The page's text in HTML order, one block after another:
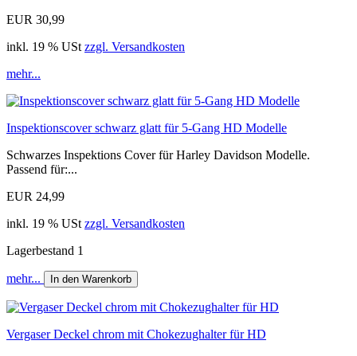
EUR 30,99
inkl. 19 % USt zzgl. Versandkosten
mehr...
Inspektionscover schwarz glatt für 5-Gang HD Modelle
Schwarzes Inspektions Cover für Harley Davidson Modelle.
Passend für:...
EUR 24,99
inkl. 19 % USt zzgl. Versandkosten
Lagerbestand 1
mehr... In den Warenkorb
Vergaser Deckel chrom mit Chokezughalter für HD